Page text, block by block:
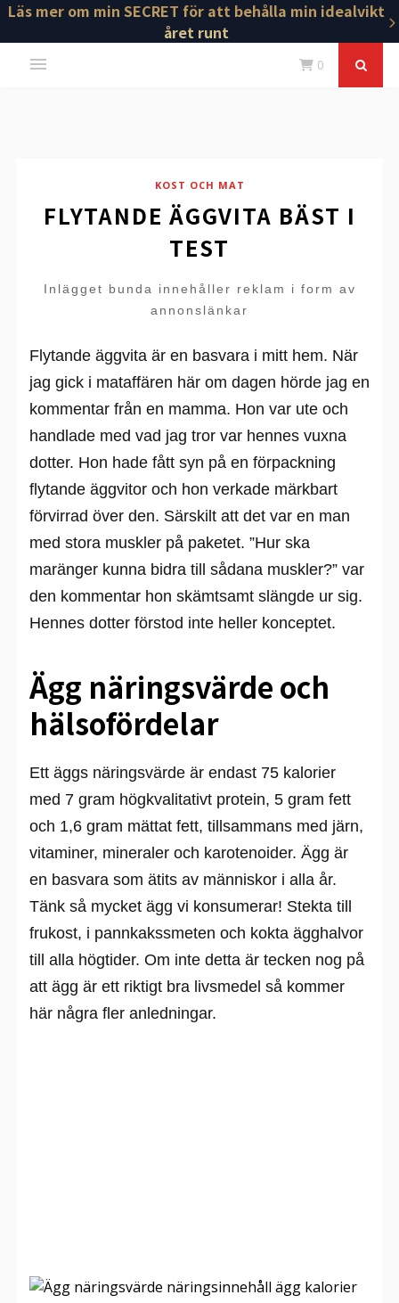
Läs mer om min SECRET för att behålla min idealvikt
året runt
0
KOST OCH MAT
FLYTANDE ÄGGVITA BÄST I
TEST
Inlägget bunda innehåller reklam i form av
annonslänkar
Flytande äggvita är en basvara i mitt hem. När
jag gick i mataffären här om dagen hörde jag en
kommentar från en mamma. Hon var ute och
handlade med vad jag tror var hennes vuxna
dotter. Hon hade fått syn på en förpackning
flytande äggvitor och hon verkade märkbart
förvirrad över den. Särskilt att det var en man
med stora muskler på paketet. ”Hur ska
maränger kunna bidra till sådana muskler?” var
den kommentar hon skämtsamt slängde ur sig.
Hennes dotter förstod inte heller konceptet.
Ägg näringsvärde och
hälsofördelar
Ett äggs näringsvärde är endast 75 kalorier
med 7 gram högkvalitativt protein, 5 gram fett
och 1,6 gram mättat fett, tillsammans med järn,
vitaminer, mineraler och karotenoider. Ägg är
en basvara som ätits av människor i alla år.
Tänk så mycket ägg vi konsumerar! Stekta till
frukost, i pannkakssmeten och kokta ägghalvor
till alla högtider. Om inte detta är tecken nog på
att ägg är ett riktigt bra livsmedel så kommer
här några fler anledningar.